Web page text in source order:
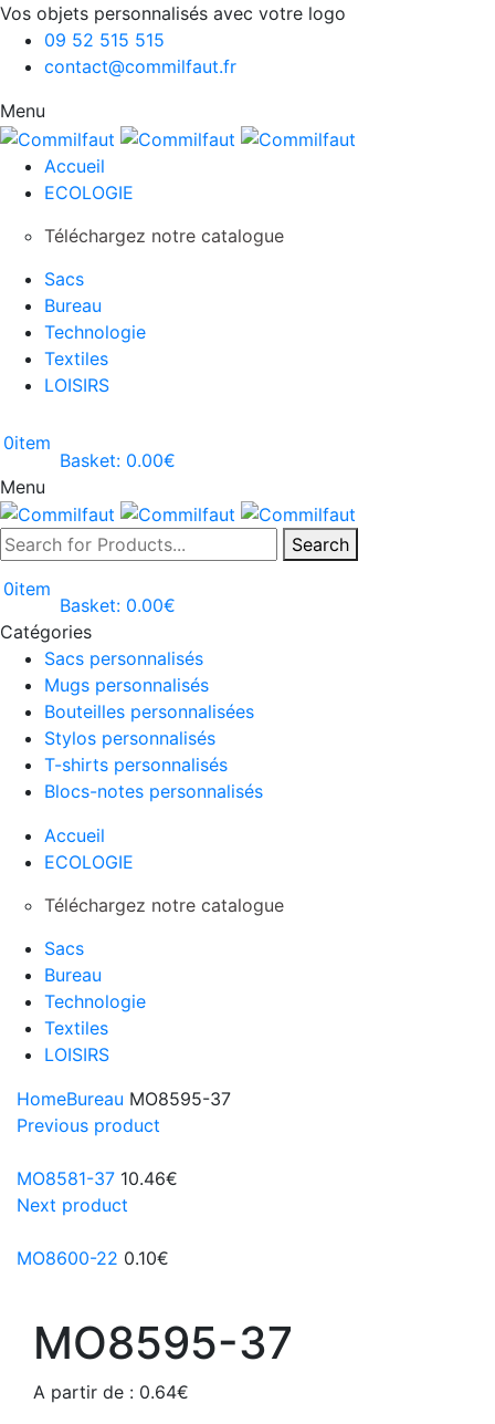
Vos objets personnalisés avec votre logo
09 52 515 515
contact@commilfaut.fr
Menu
Accueil
ECOLOGIE
Téléchargez notre catalogue
Sacs
Bureau
Technologie
Textiles
LOISIRS
0item
Basket: 0.00€
Menu
Search
0item
Basket: 0.00€
Catégories
Sacs personnalisés
Mugs personnalisés
Bouteilles personnalisées
Stylos personnalisés
T-shirts personnalisés
Blocs-notes personnalisés
Accueil
ECOLOGIE
Téléchargez notre catalogue
Sacs
Bureau
Technologie
Textiles
LOISIRS
HomeBureau MO8595-37
Previous product
MO8581-37 10.46€
Next product
MO8600-22 0.10€
MO8595-37
A partir de : 0.64€